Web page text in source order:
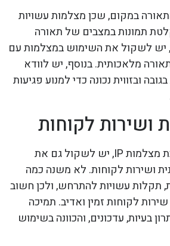
במקום, שכן מצלמות עשויות
תמונות במצבים של תאורה
יש לשקול את השימוש במצלמות עם
מלאכותית. בנוסף, יש לוודא
ובזווית נכונה כדי למנוע פגיעות
ושירות לקוחות
כאשר מתקינים מערכת מצלמות IP, יש לשקול גם את
ושירות לקוחות. לא משנה כמה
עשויות להתרחש, ולכן חשוב
לקוחות זמין ואדיב. תמיכה
בעיות, עדכונים, והכוונה בשימוש